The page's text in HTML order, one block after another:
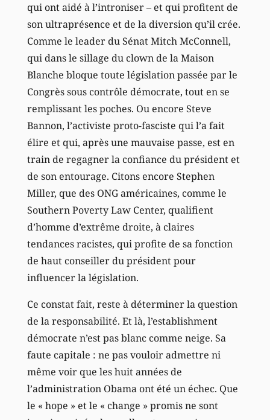
qui ont aidé à l’introniser – et qui profitent de
son ultraprésence et de la diversion qu’il crée.
Comme le leader du Sénat Mitch McConnell,
qui dans le sillage du clown de la Maison
Blanche bloque toute législation passée par le
Congrès sous contrôle démocrate, tout en se
remplissant les poches. Ou encore Steve
Bannon, l’activiste proto-fasciste qui l’a fait
élire et qui, après une mauvaise passe, est en
train de regagner la confiance du président et
de son entourage. Citons encore Stephen
Miller, que des ONG américaines, comme le
Southern Poverty Law Center, qualifient
d’homme d’extrême droite, à claires
tendances racistes, qui profite de sa fonction
de haut conseiller du président pour
influencer la législation.
Ce constat fait, reste à déterminer la question
de la responsabilité. Et là, l’establishment
démocrate n’est pas blanc comme neige. Sa
faute capitale : ne pas vouloir admettre ni
même voir que les huit années de
l’administration Obama ont été un échec. Que
le « hope » et le « change » promis ne sont